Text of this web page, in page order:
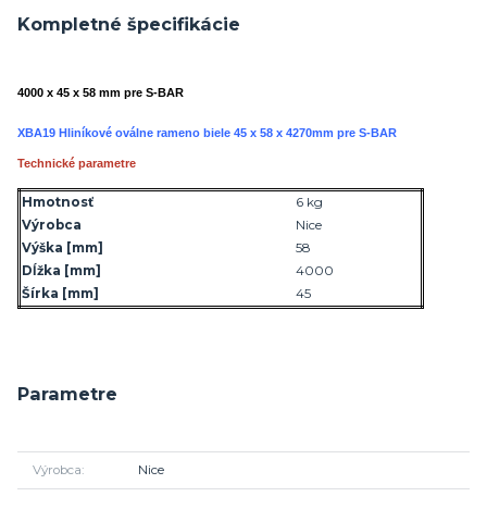
Kompletné špecifikácie
4000 x 45 x 58 mm pre S-BAR
XBA19 Hliníkové oválne rameno biele 45 x 58 x 4270mm pre S-BAR
Technické parametre
Hmotnosť
6 kg
Výrobca
Nice
Výška [mm]
58
Dĺžka [mm]
4000
Šírka [mm] 45
Parametre
Výrobca Nice